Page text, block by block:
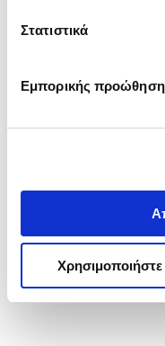
Στατιστικά
Εμπορικής